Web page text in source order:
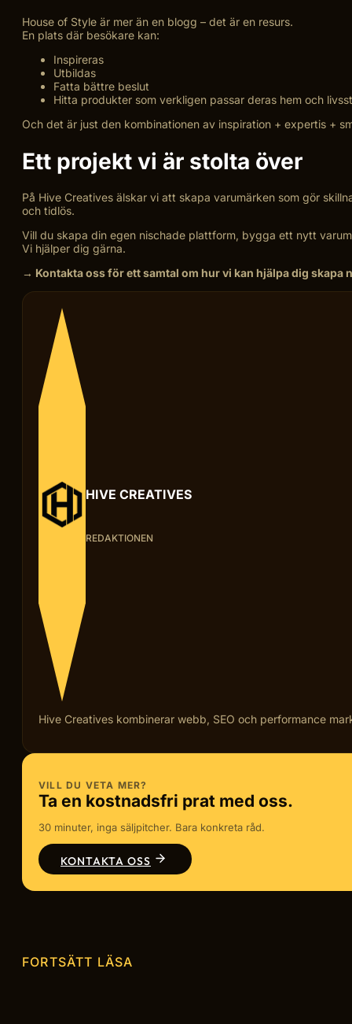
House of Style är mer än en blogg – det är en resurs.
En plats där besökare kan:
Inspireras
Utbildas
Fatta bättre beslut
Hitta produkter som verkligen passar deras hem och
Och det är just den kombinationen av inspiration + expertis +
Ett projekt vi är stolta över
På Hive Creatives älskar vi att skapa varumärken som gör
och tidlös.
Vill du skapa din egen nischade plattform, bygga ett nytt
Vi hjälper dig gärna.
→ Kontakta oss för ett samtal om hur vi kan hjälpa dig skapa
HIVE CREATIVES
REDAKTIONEN
Hive Creatives kombinerar webb, SEO och performance
VILL DU VETA MER?
Ta en kostnadsfri prat med oss.
30 minuter, inga säljpitcher. Bara konkreta råd.
KONTAKTA OSS
FORTSÄTT LÄSA